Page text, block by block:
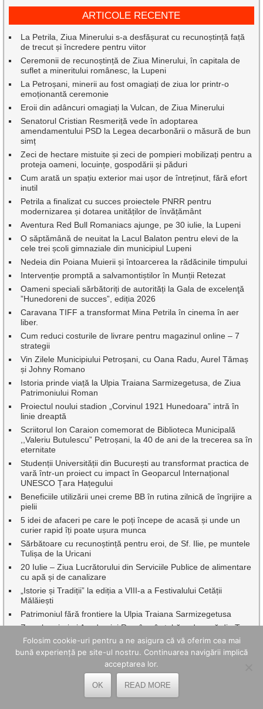
ARTICOLE RECENTE
La Petrila, Ziua Minerului s-a desfășurat cu recunoștință față
de trecut și încredere pentru viitor
Ceremonii de recunoștință de Ziua Minerului, în capitala de
suflet a mineritului românesc, la Lupeni
La Petroșani, minerii au fost omagiați de ziua lor printr-o
emoționantă ceremonie
Eroii din adâncuri omagiați la Vulcan, de Ziua Minerului
Senatorul Cristian Resmeriță vede în adoptarea
amendamentului PSD la Legea decarbonării o măsură de bun
simț
Zeci de hectare mistuite și zeci de pompieri mobilizați pentru a
proteja oameni, locuințe, gospodării și păduri
Cum arată un spațiu exterior mai ușor de întreținut, fără efort
inutil
Petrila a finalizat cu succes proiectele PNRR pentru
modernizarea și dotarea unităților de învățământ
Aventura Red Bull Romaniacs ajunge, pe 30 iulie, la Lupeni
O săptămână de neuitat la Lacul Balaton pentru elevi de la
cele trei școli gimnaziale din municipiul Lupeni
Nedeia din Poiana Muierii și întoarcerea la rădăcinile timpului
Intervenție promptă a salvamontiștilor în Munții Retezat
Oameni speciali sărbătoriți de autorități la Gala de excelenţă
”Hunedoreni de succes”, ediția 2026
Caravana TIFF a transformat Mina Petrila în cinema în aer
liber.
Cum reduci costurile de livrare pentru magazinul online – 7
strategii
Vin Zilele Municipiului Petroșani, cu Oana Radu, Aurel Tămaș
și Johny Romano
Istoria prinde viață la Ulpia Traiana Sarmizegetusa, de Ziua
Patrimoniului Roman
Proiectul noului stadion „Corvinul 1921 Hunedoara” intră în
linie dreaptă
Scriitorul Ion Caraion comemorat de Biblioteca Municipală
,,Valeriu Butulescu” Petroșani, la 40 de ani de la trecerea sa în
eternitate
Studenții Universității din București au transformat practica de
vară într-un proiect cu impact în Geoparcul Internațional
UNESCO Țara Hațegului
Beneficiile utilizării unei creme BB în rutina zilnică de îngrijire a
pielii
5 idei de afaceri pe care le poți începe de acasă și unde un
curier rapid îți poate ușura munca
Sărbătoare cu recunoștință pentru eroi, de Sf. Ilie, pe muntele
Tulișa de la Uricani
20 Iulie – Ziua Lucrătorului din Serviciile Publice de alimentare
cu apă și de canalizare
„Istorie și Tradiții” la ediția a VIII-a a Festivalului Cetății
Mălăiești
Patrimoniul fără frontiere la Ulpia Traiana Sarmizegetusa
Zece bursieri ai Academiei Române în tabăra de vară din Țara
Hațegului
Green Line Valea Jiului: Toleranță zero față de amenințări,
intimidări și comportamente agresive în transportul public
Dr.ing. Benor Voicescu, împreună cu o seamă de profesori
emeriți ai Universității din Petroșani au fost onorați de
Facultatea de Mine
Folosim cookie-uri pentru a ne asigura că vă oferim cea mai
bună experiență pe site-ul nostru. Continuarea navigării implică
acceptarea lor.
OK READ MORE